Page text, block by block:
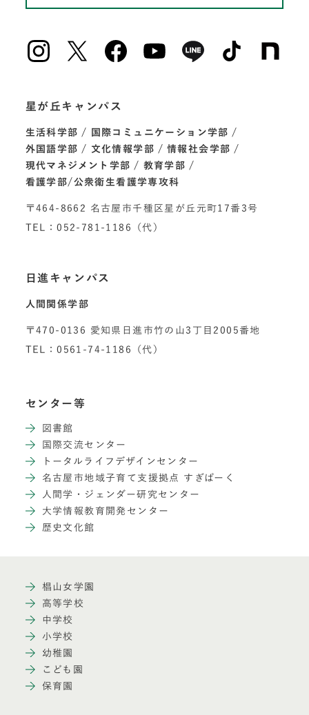
星が丘キャンパス
生活科学部
国際コミュニケーション学部
外国語学部
文化情報学部
情報社会学部
現代マネジメント学部
教育学部
看護学部/公衆衛生看護学専攻科
〒464-8662 名古屋市千種区星が丘元町17番3号
TEL：052-781-1186（代）
日進キャンパス
人間関係学部
〒470-0136 愛知県日進市竹の山3丁目2005番地
TEL：0561-74-1186（代）
センター等
図書館
国際交流センター
トータルライフデザインセンター
名古屋市地域子育て支援拠点 すぎぱーく
人間学・ジェンダー研究センター
大学情報教育開発センター
歴史文化館
椙山女学園
高等学校
中学校
小学校
幼稚園
こども園
保育園